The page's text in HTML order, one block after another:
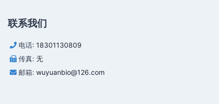
联系我们
电话: 18301130809
传真: 无
邮箱: wuyuanbio@126.com